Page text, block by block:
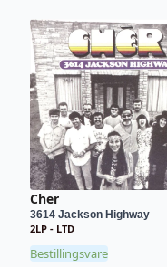
Cher
3614 Jackson Highway
2LP - LTD
Bestillingsvare